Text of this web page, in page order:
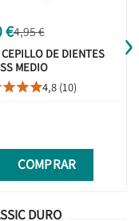
€4,95 €
DE DIENTES
MEDIO
4,8 (10)
COMPRAR
›
DURO